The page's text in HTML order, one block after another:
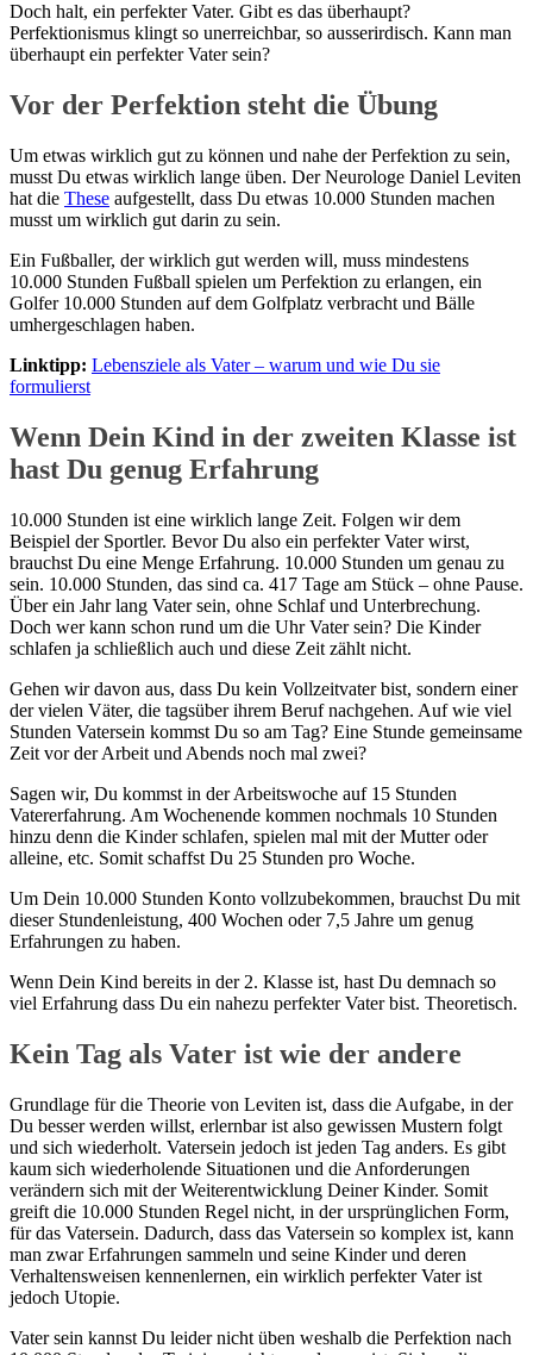
Doch halt, ein perfekter Vater. Gibt es das überhaupt?
Perfektionismus klingt so unerreichbar, so ausserirdisch. Kann man
überhaupt ein perfekter Vater sein?
Vor der Perfektion steht die Übung
Um etwas wirklich gut zu können und nahe der Perfektion zu sein,
musst Du etwas wirklich lange üben. Der Neurologe Daniel Leviten
hat die These aufgestellt, dass Du etwas 10.000 Stunden machen
musst um wirklich gut darin zu sein.
Ein Fußballer, der wirklich gut werden will, muss mindestens
10.000 Stunden Fußball spielen um Perfektion zu erlangen, ein
Golfer 10.000 Stunden auf dem Golfplatz verbracht und Bälle
umhergeschlagen haben.
Linktipp: Lebensziele als Vater – warum und wie Du sie
formulierst
Wenn Dein Kind in der zweiten Klasse ist
hast Du genug Erfahrung
10.000 Stunden ist eine wirklich lange Zeit. Folgen wir dem
Beispiel der Sportler. Bevor Du also ein perfekter Vater wirst,
brauchst Du eine Menge Erfahrung. 10.000 Stunden um genau zu
sein. 10.000 Stunden, das sind ca. 417 Tage am Stück – ohne Pause.
Über ein Jahr lang Vater sein, ohne Schlaf und Unterbrechung.
Doch wer kann schon rund um die Uhr Vater sein? Die Kinder
schlafen ja schließlich auch und diese Zeit zählt nicht.
Gehen wir davon aus, dass Du kein Vollzeitvater bist, sondern einer
der vielen Väter, die tagsüber ihrem Beruf nachgehen. Auf wie viel
Stunden Vatersein kommst Du so am Tag? Eine Stunde gemeinsame
Zeit vor der Arbeit und Abends noch mal zwei?
Sagen wir, Du kommst in der Arbeitswoche auf 15 Stunden
Vatererfahrung. Am Wochenende kommen nochmals 10 Stunden
hinzu denn die Kinder schlafen, spielen mal mit der Mutter oder
alleine, etc. Somit schaffst Du 25 Stunden pro Woche.
Um Dein 10.000 Stunden Konto vollzubekommen, brauchst Du mit
dieser Stundenleistung, 400 Wochen oder 7,5 Jahre um genug
Erfahrungen zu haben.
Wenn Dein Kind bereits in der 2. Klasse ist, hast Du demnach so
viel Erfahrung dass Du ein nahezu perfekter Vater bist. Theoretisch.
Kein Tag als Vater ist wie der andere
Grundlage für die Theorie von Leviten ist, dass die Aufgabe, in der
Du besser werden willst, erlernbar ist also gewissen Mustern folgt
und sich wiederholt. Vatersein jedoch ist jeden Tag anders. Es gibt
kaum sich wiederholende Situationen und die Anforderungen
verändern sich mit der Weiterentwicklung Deiner Kinder. Somit
greift die 10.000 Stunden Regel nicht, in der ursprünglichen Form,
für das Vatersein. Dadurch, dass das Vatersein so komplex ist, kann
man zwar Erfahrungen sammeln und seine Kinder und deren
Verhaltensweisen kennenlernen, ein wirklich perfekter Vater ist
jedoch Utopie.
Vater sein kannst Du leider nicht üben weshalb die Perfektion nach